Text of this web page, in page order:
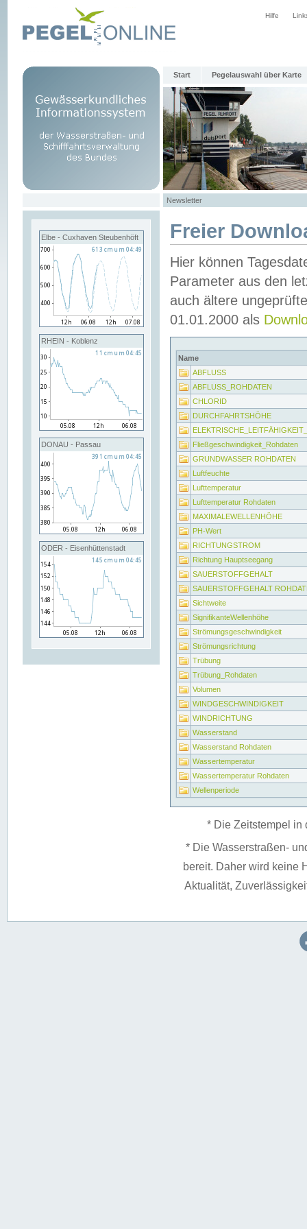
Hilfe
Start Pegelauswahl über Karte
Newsletter
Elbe - Cuxhaven Steubenhöft
RHEIN - Koblenz
DONAU - Passau
ODER - Eisenhüttenstadt
Freier
Hier können
Parameter aus den
auch ältere
01.01.2000 als
Name
ABFLUSS
ABFLUSS_ROHDATEN
CHLORID
DURCHFAHRTSHÖHE
Fließgeschwindigkeit_Rohdaten
GRUNDWASSER ROHDATEN
Luftfeuchte
Lufttemperatur
Lufttemperatur Rohdaten
MAXIMALEWELLENHÖHE
PH-Wert
RICHTUNGSTROM
Richtung Hauptseegang
SAUERSTOFFGEHALT
SAUERSTOFFGEHALT
Sichtweite
SignifikanteWellenhöhe
Strömungsgeschwindigkeit
Strömungsrichtung
Trübung
Trübung_Rohdaten
Volumen
WINDGESCHWINDIGKEIT
WINDRICHTUNG
Wasserstand
Wasserstand Rohdaten
Wassertemperatur
Wassertemperatur Rohdaten
Wellenperiode
* Die Zeitstempel in
* Die Wasserstraßen-
bereit. Daher wird keine
Aktualität,